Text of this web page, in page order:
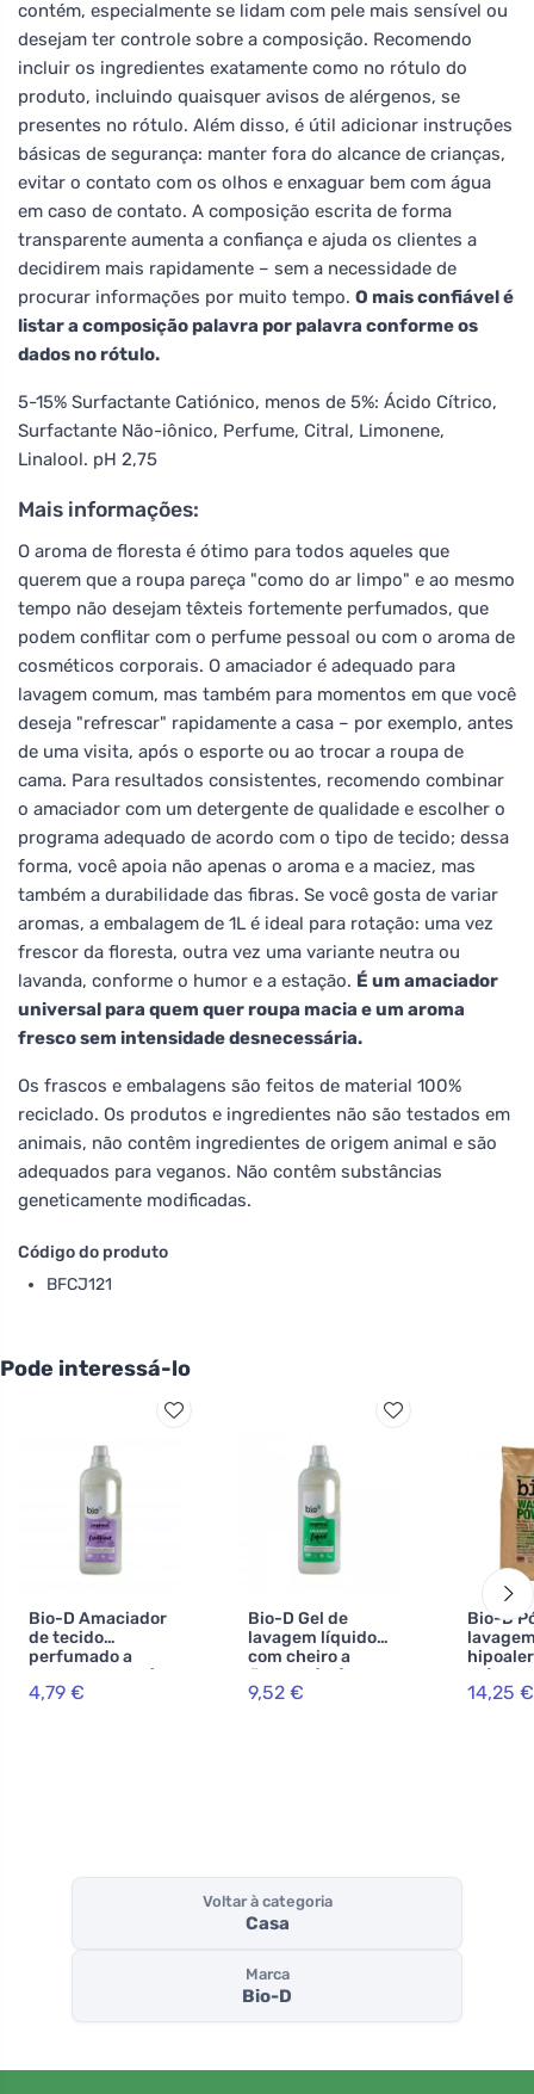
contém, especialmente se lidam com pele mais sensível ou
desejam ter controle sobre a composição. Recomendo
incluir os ingredientes exatamente como no rótulo do
produto, incluindo quaisquer avisos de alérgenos, se
presentes no rótulo. Além disso, é útil adicionar instruções
básicas de segurança: manter fora do alcance de crianças,
evitar o contato com os olhos e enxaguar bem com água
em caso de contato. A composição escrita de forma
transparente aumenta a confiança e ajuda os clientes a
decidirem mais rapidamente – sem a necessidade de
procurar informações por muito tempo. O mais confiável é
listar a composição palavra por palavra conforme os
dados no rótulo.
5-15% Surfactante Catiónico, menos de 5%: Ácido Cítrico,
Surfactante Não-iônico, Perfume, Citral, Limonene,
Linalool. pH 2,75
Mais informações:
O aroma de floresta é ótimo para todos aqueles que
querem que a roupa pareça "como do ar limpo" e ao mesmo
tempo não desejam têxteis fortemente perfumados, que
podem conflitar com o perfume pessoal ou com o aroma de
cosméticos corporais. O amaciador é adequado para
lavagem comum, mas também para momentos em que você
deseja "refrescar" rapidamente a casa – por exemplo, antes
de uma visita, após o esporte ou ao trocar a roupa de
cama. Para resultados consistentes, recomendo combinar
o amaciador com um detergente de qualidade e escolher o
programa adequado de acordo com o tipo de tecido; dessa
forma, você apoia não apenas o aroma e a maciez, mas
também a durabilidade das fibras. Se você gosta de variar
aromas, a embalagem de 1L é ideal para rotação: uma vez
frescor da floresta, outra vez uma variante neutra ou
lavanda, conforme o humor e a estação. É um amaciador
universal para quem quer roupa macia e um aroma
fresco sem intensidade desnecessária.
Os frascos e embalagens são feitos de material 100%
reciclado. Os produtos e ingredientes não são testados em
animais, não contêm ingredientes de origem animal e são
adequados para veganos. Não contêm substâncias
geneticamente modificadas.
Código do produto
BFCJ121
Pode interessá-lo
Bio-D Amaciador
de tecido
perfumado a
lavanda suave (1
L)
4,79 €
Bio-D Gel de
lavagem líquido
com cheiro a
floresta (1 L)
9,52 €
Bio-D
kg)
14,25 €
Voltar à categoria
Casa
Marca
Bio-D